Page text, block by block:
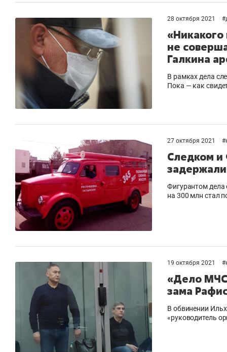
28 октября 2021 #
«Никакого
не
Галкина
В рамках дела
Пока — как
27 октября 2021 #
Следком
задержали
Фигурантом
на 300 млн стал
19 октября 2021 #
«Дело
зама
В обвинении
«руководитель